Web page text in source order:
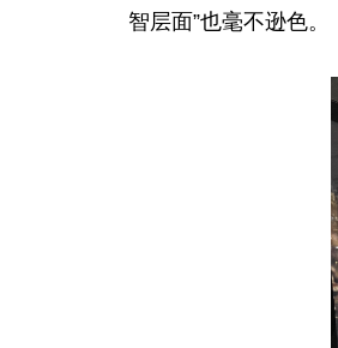
智层面”也毫不逊色。